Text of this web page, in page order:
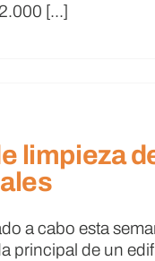
[...]
limpieza
a cabo esta
principal de un